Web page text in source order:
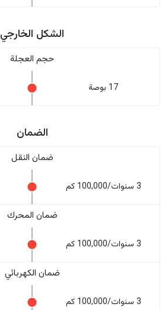
الشكل الخارجي
حجم العجلة
17 بوصة
الضمان
ضمان النقل
3 سنوات/100,000 كم
ضمان المحرك
3 سنوات/100,000 كم
ضمان الكهربائي
3 سنوات/100,000 كم